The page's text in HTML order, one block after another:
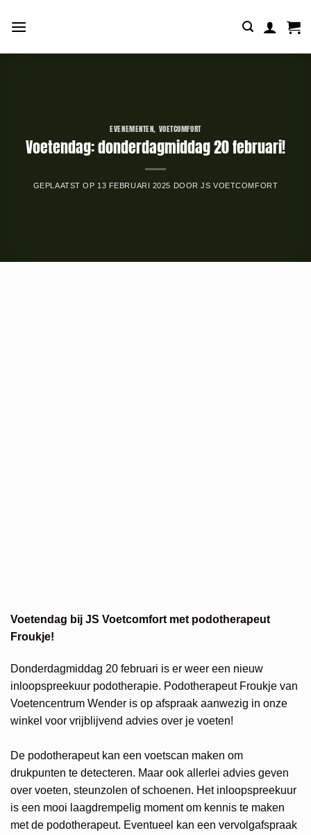
naar
EVENEMENTEN, VOETCOMFORT
Voetendag: donderdagmiddag 20 februari!
GEPLAATST OP 13 FEBRUARI 2025 DOORJS VOETCOMFORT
Voetendag bij JS Voetcomfort met podotherapeut
Froukje!
Donderdagmiddag 20 februari is er weer een nieuw
inloopspreekuur podotherapie. Podotherapeut Froukje van
Voetencentrum Wender is op afspraak aanwezig in onze
winkel voor vrijblijvend advies over je voeten!
De podotherapeut kan een voetscan maken om
drukpunten te detecteren. Maar ook allerlei advies geven
over voeten, steunzolen of schoenen. Het inloopspreekuur
is een mooi laagdrempelig moment om kennis te maken
met de podotherapeut. Eventueel kan een vervolgafspraak